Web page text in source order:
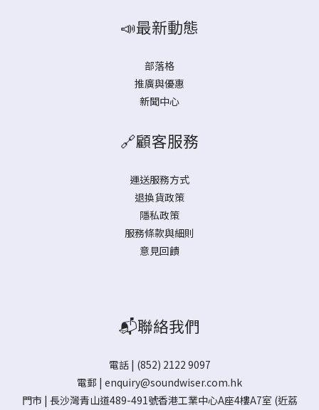
📣最新動態
部落格
推廣與優惠
新聞中心
🔗顧客服務
運送服務方式
退換貨政策
隱私政策
服務條款與細則
意見回饋
📬聯絡我們
電話 | (852) 2122 9097
電郵 | enquiry@soundwiser.com.hk
門市 | 長沙灣青山道489-491號香港工業中心A座4樓A7室 (近荔